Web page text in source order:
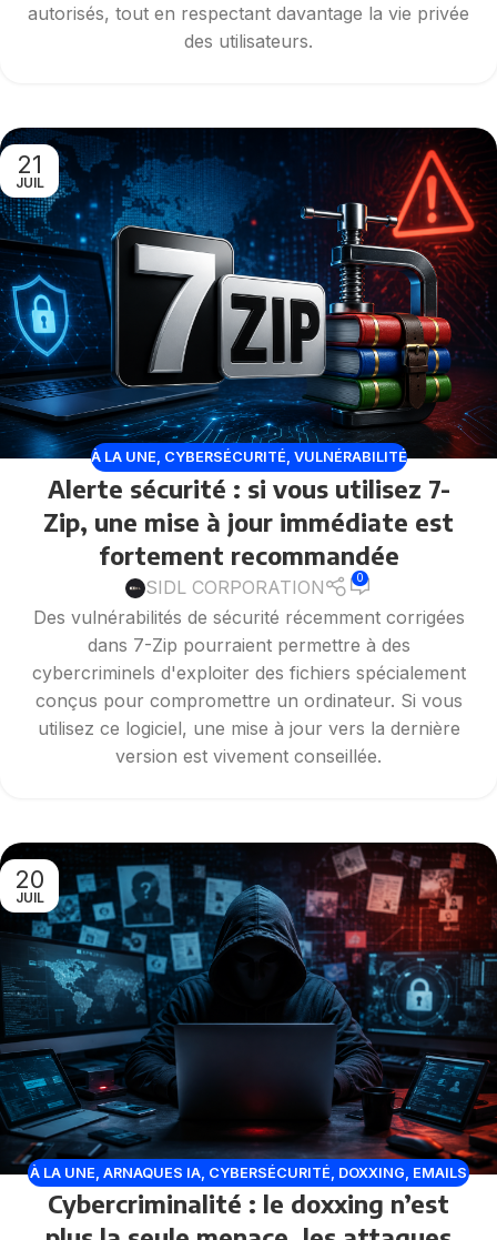
autorisés, tout en respectant davantage la vie privée
des utilisateurs.
21
JUIL
À LA UNE, CYBERSÉCURITÉ, VULNÉRABILITÉ
Alerte sécurité : si vous utilisez 7-
Zip, une mise à jour immédiate est
fortement recommandée
SIDL CORPORATION 0
Des vulnérabilités de sécurité récemment corrigées
dans 7-Zip pourraient permettre à des
cybercriminels d'exploiter des fichiers spécialement
conçus pour compromettre un ordinateur. Si vous
utilisez ce logiciel, une mise à jour vers la dernière
version est vivement conseillée.
20
JUIL
À LA UNE ARNAQUES IA CYBERSÉCURITÉ DOXXING EMAILS
FRAUDULEUX,FAUX SITES,FUITES DE DONNÉES, MALWARE
MENACES
VULNÉRABILITÉ
Cybercriminalité : le doxxing n’est